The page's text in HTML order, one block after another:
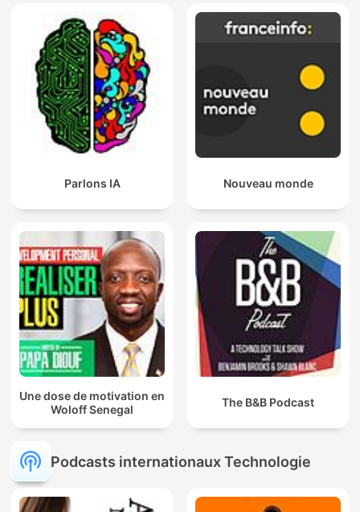
Parlons IA Nouveau monde
Une dose de motivation en
Woloff Senegal
The B&B Podcast
Podcasts internationaux Technologie